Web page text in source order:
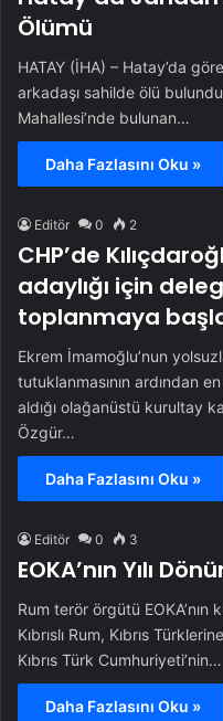
Ölümü
HATAY (İHA) – Hatay’da
arkadaşı sahilde ölü
Mahallesi’nde bulunan…
Daha Fazlasını Oku »
Editör 0 2
CHP’de
adaylığı için
toplanmaya
Ekrem İmamoğlu’nun
tutuklanmasının ardından
aldığı olağanüstü kurultay
Özgür…
Daha Fazlasını Oku »
Editör 0 3
EOKA’nın Yılı
Rum terör örgütü
Kıbrıslı Rum, Kıbrıs
Kıbrıs Türk Cumhuriyeti’nin…
Daha Fazlasını Oku »